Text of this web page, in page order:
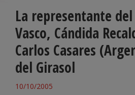
La representante
Vasco, Cándida
Carlos Casares
del Girasol
10/10/2005